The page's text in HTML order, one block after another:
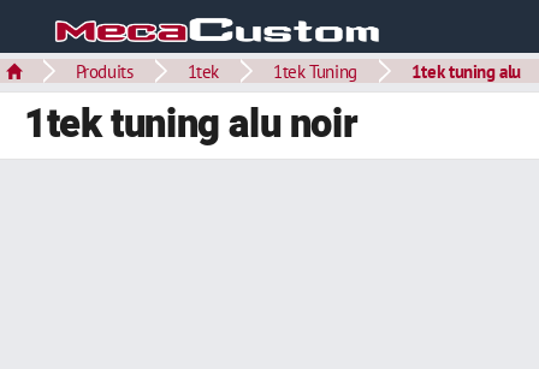
Produits 1tek 1tek Tuning 1tek tuning alu
1tek tuning alu noir